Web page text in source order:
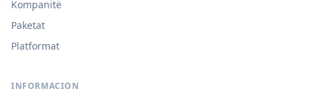
Kompanitë
Paketat
Platformat
INFORMACION